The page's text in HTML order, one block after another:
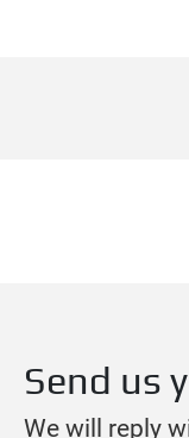
Send us
We will reply